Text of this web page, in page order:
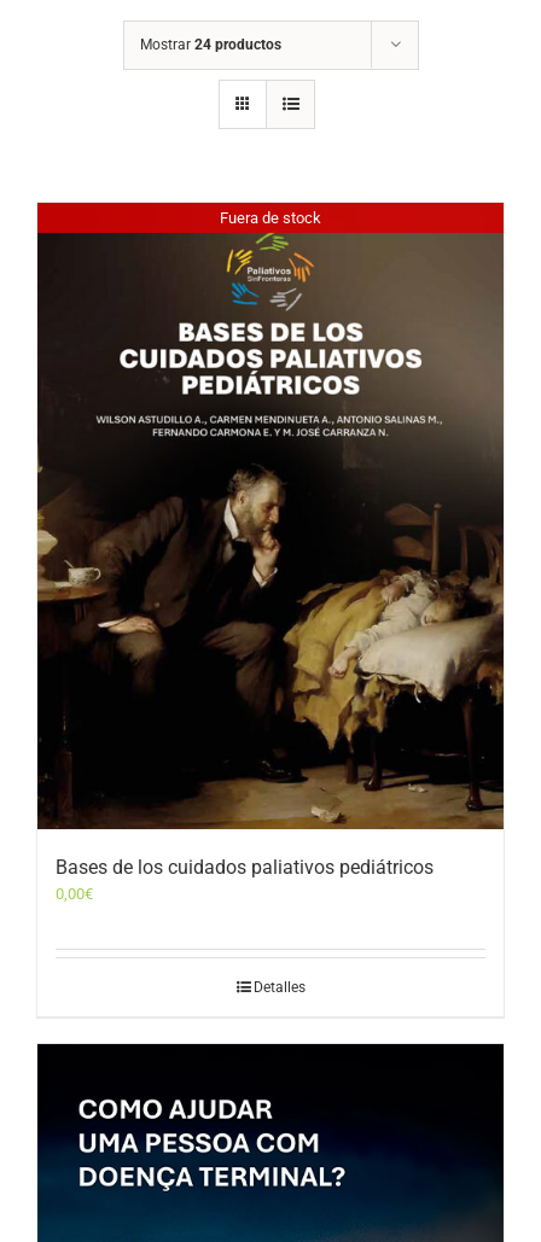
Mostrar 24 productos
Fuera de stock
Bases de los cuidados paliativos pediátricos
0,00€
Detalles